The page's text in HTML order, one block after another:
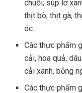
chuối, súp lơ
thịt bò, thịt gà,
óc…
Các thực phẩm
cải, hoa quả,
cải xanh, bỏng
Các thực phẩm